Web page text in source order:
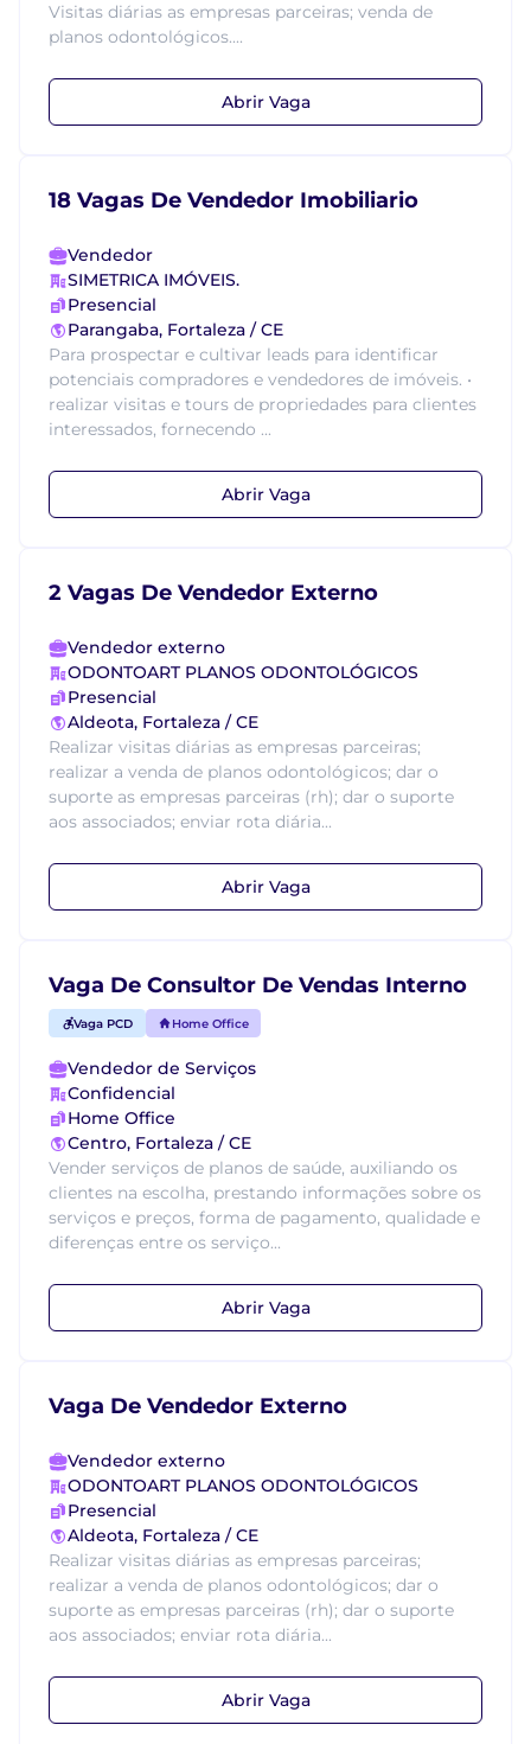
Visitas diárias as empresas parceiras; venda de
planos odontológicos....
Abrir Vaga
18 Vagas De Vendedor Imobiliario
Vendedor
SIMETRICA IMÓVEIS.
Presencial
Parangaba, Fortaleza / CE
Para prospectar e cultivar leads para identificar
potenciais compradores e vendedores de imóveis. •
realizar visitas e tours de propriedades para clientes
interessados, fornecendo ...
Abrir Vaga
2 Vagas De Vendedor Externo
Vendedor externo
ODONTOART PLANOS ODONTOLÓGICOS
Presencial
Aldeota, Fortaleza / CE
Realizar visitas diárias as empresas parceiras;
realizar a venda de planos odontológicos; dar o
suporte as empresas parceiras (rh); dar o suporte
aos associados; enviar rota diária...
Abrir Vaga
Vaga De Consultor De Vendas Interno
Vaga PCD Home Office
Vendedor de Serviços
Confidencial
Home Office
Centro, Fortaleza / CE
Vender serviços de planos de saúde, auxiliando os
clientes na escolha, prestando informações sobre os
serviços e preços, forma de pagamento, qualidade e
diferenças entre os serviço...
Abrir Vaga
Vaga De Vendedor Externo
Vendedor externo
ODONTOART PLANOS ODONTOLÓGICOS
Presencial
Aldeota, Fortaleza / CE
Realizar visitas diárias as empresas parceiras;
realizar a venda de planos odontológicos; dar o
suporte as empresas parceiras (rh); dar o suporte
aos associados; enviar rota diária...
Abrir Vaga